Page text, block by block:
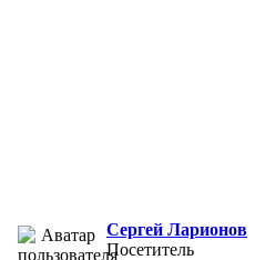
Сергей Ларионов
Посетитель